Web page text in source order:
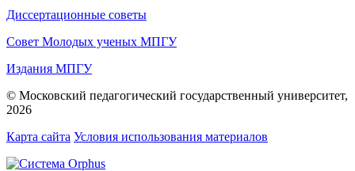
Диссертационные советы
Совет Молодых ученых МПГУ
Издания МПГУ
© Московский педагогический государственный университет,
2026
Карта сайта Условия использования материалов